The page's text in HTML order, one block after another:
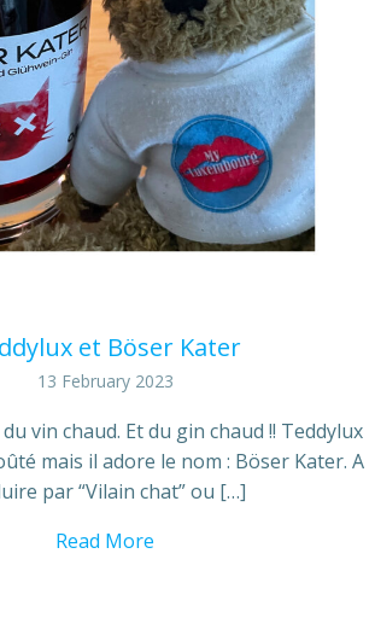
et Böser Kater
13 February 2023
vin chaud. Et du gin chaud !! Teddylux
mais il adore le nom : Böser Kater. A
par “Vilain chat” ou […]
Read More